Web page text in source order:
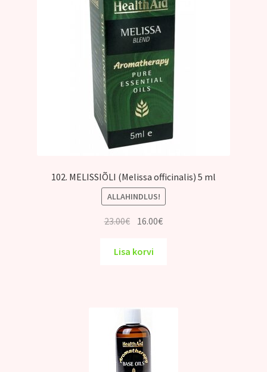
102. MELISSIÕLI (Melissa officinalis) 5 ml
ALLAHINDLUS!
23.00€ Algne
oli:
16.00€Praegune
Lisa korvi